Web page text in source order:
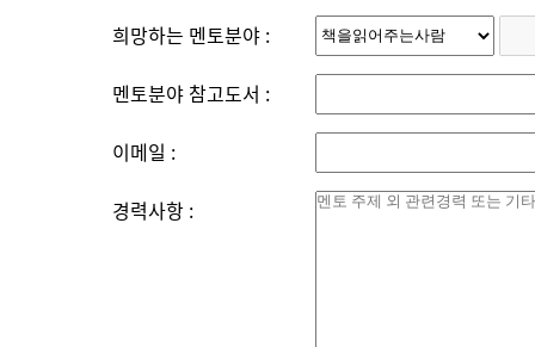
희망하는 멘토분야 :
멘토분야 참고도서 :
이메일 :
경력사항 :